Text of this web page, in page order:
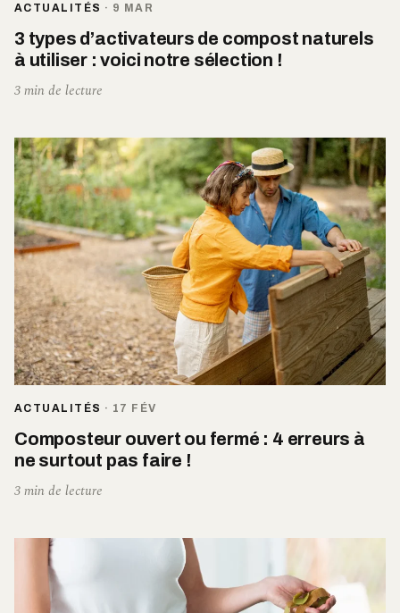
ACTUALITÉS · 9 MAR
3 types d’activateurs de compost naturels
à utiliser : voici notre sélection !
3 min de lecture
ACTUALITÉS · 17 FÉV
Composteur ouvert ou fermé : 4 erreurs à
ne surtout pas faire !
3 min de lecture